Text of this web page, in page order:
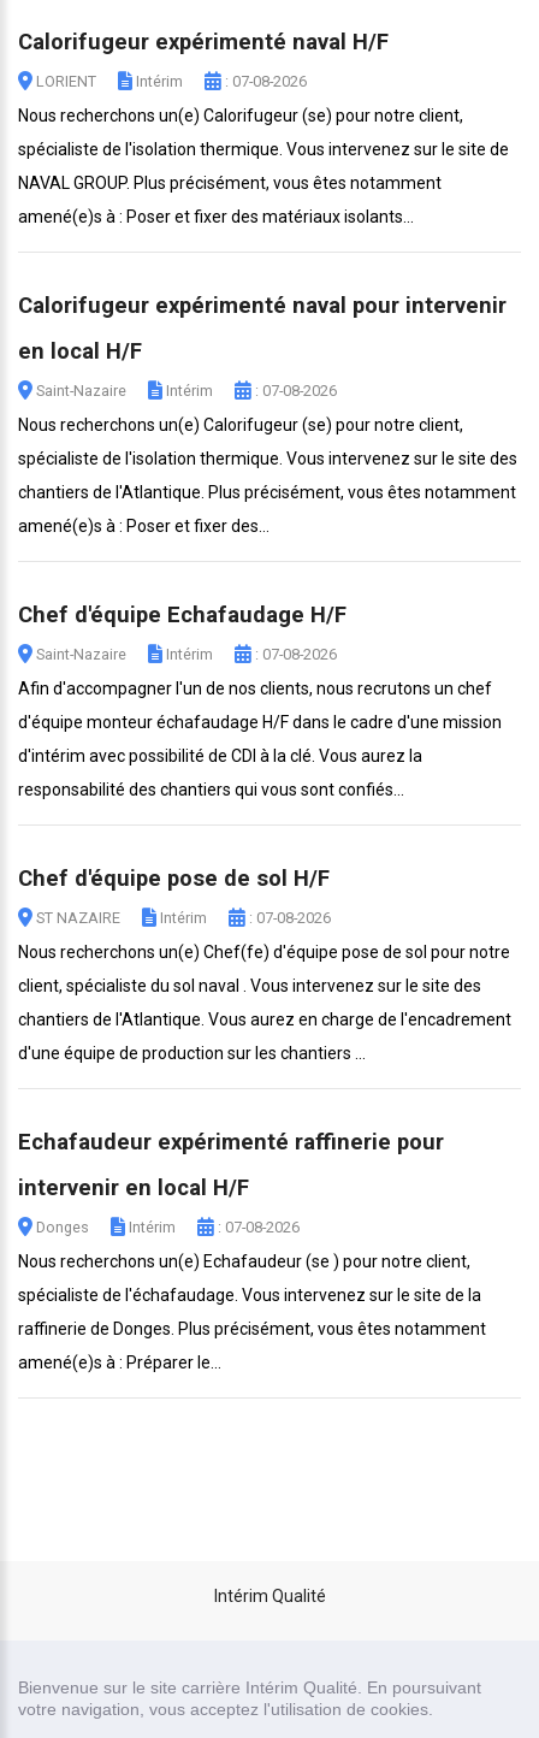
Bienvenue sur le site carrière Intérim Qualité. En poursuivant
votre navigation, vous acceptez l'utilisation de cookies.
Calorifugeur expérimenté naval H/F
LORIENT Intérim : 07-08-2026
Nous recherchons un(e) Calorifugeur (se) pour notre client,
spécialiste de l'isolation thermique. Vous intervenez sur le site de
NAVAL GROUP. Plus précisément, vous êtes notamment
amené(e)s à : Poser et fixer des matériaux isolants...
Calorifugeur expérimenté naval pour intervenir
en local H/F
Saint-Nazaire Intérim : 07-08-2026
Nous recherchons un(e) Calorifugeur (se) pour notre client,
spécialiste de l'isolation thermique. Vous intervenez sur le site des
chantiers de l'Atlantique. Plus précisément, vous êtes notamment
amené(e)s à : Poser et fixer des...
Chef d'équipe Echafaudage H/F
Saint-Nazaire Intérim : 07-08-2026
Afin d'accompagner l'un de nos clients, nous recrutons un chef
d'équipe monteur échafaudage H/F dans le cadre d'une mission
d'intérim avec possibilité de CDI à la clé. Vous aurez la
responsabilité des chantiers qui vous sont confiés...
Chef d'équipe pose de sol H/F
ST NAZAIRE Intérim : 07-08-2026
Nous recherchons un(e) Chef(fe) d'équipe pose de sol pour notre
client, spécialiste du sol naval . Vous intervenez sur le site des
chantiers de l'Atlantique. Vous aurez en charge de l'encadrement
d'une équipe de production sur les chantiers ...
Echafaudeur expérimenté raffinerie pour
intervenir en local H/F
Donges Intérim : 07-08-2026
Nous recherchons un(e) Echafaudeur (se ) pour notre client,
spécialiste de l'échafaudage. Vous intervenez sur le site de la
raffinerie de Donges. Plus précisément, vous êtes notamment
amené(e)s à : Préparer le...
Intérim Qualité
Recrutor, logiciel de recrutement